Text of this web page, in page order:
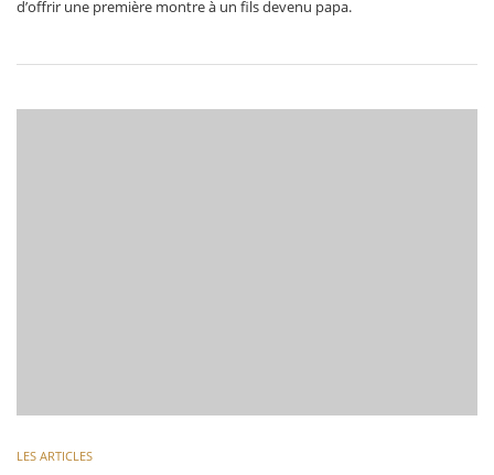
d’offrir une première montre à un fils devenu papa.
LES ARTICLES